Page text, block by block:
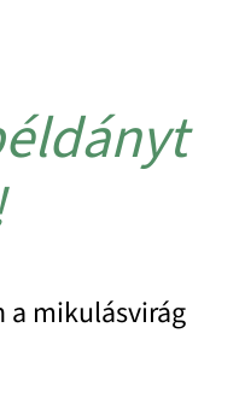
a mikulásvirág